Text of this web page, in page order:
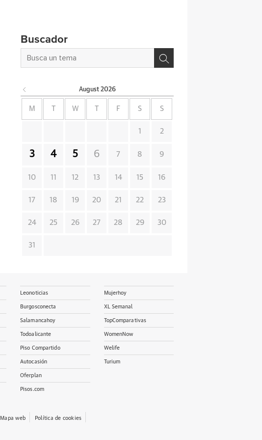
Buscador
August 2026
M W F S S
1 2
3 4 5 6 7 8 9
10 11 12 13 14 15 16
17 18 19 20 21 22 23
24 25 26 27 28 29 30
31
Leonoticias
Burgosconecta
Salamancahoy
Todoalicante
Piso Compartido
Autocasión
Oferplan
Pisos.com
Mujerhoy
XL Semanal
TopComparativas
WomenNow
Welife
Turium
Mapa web Política de cookies